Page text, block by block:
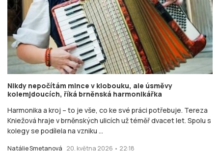
Nikdy nepočítám mince v klobouku, ale úsměvy
kolemjdoucích, říká brněnská harmonikářka
Harmonika a kroj – to je vše, co ke své práci potřebuje. Tereza
Kniežová hraje v brněnských ulicích už téměř dvacet let. Spolu s
kolegy se podílela na vzniku ...
Natálie Smetanová 20. května 2026 • 22:18